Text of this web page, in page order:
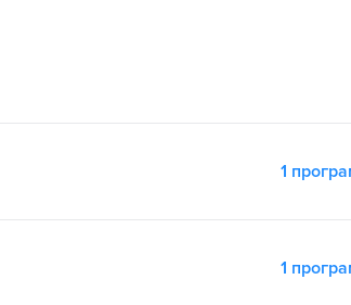
1
1